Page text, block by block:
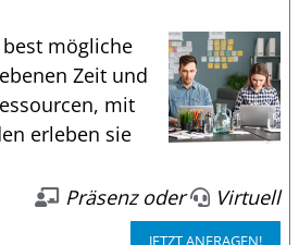
mögliche
Zeit und
mit
erleben sie
Präsenz oder
Virtuell
JETZT ANFRAGEN!